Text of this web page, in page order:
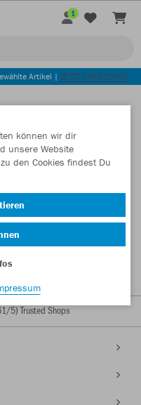
1
Artikel | JETZT ENTDECKEN
/5) Trusted Shops
können wir dir
unsere Website
den Cookies findest Du